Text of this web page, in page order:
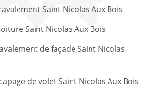
Saint Nicolas Aux Bois
Saint Nicolas Aux Bois
de façade Saint Nicolas
de volet Saint Nicolas Aux Bois